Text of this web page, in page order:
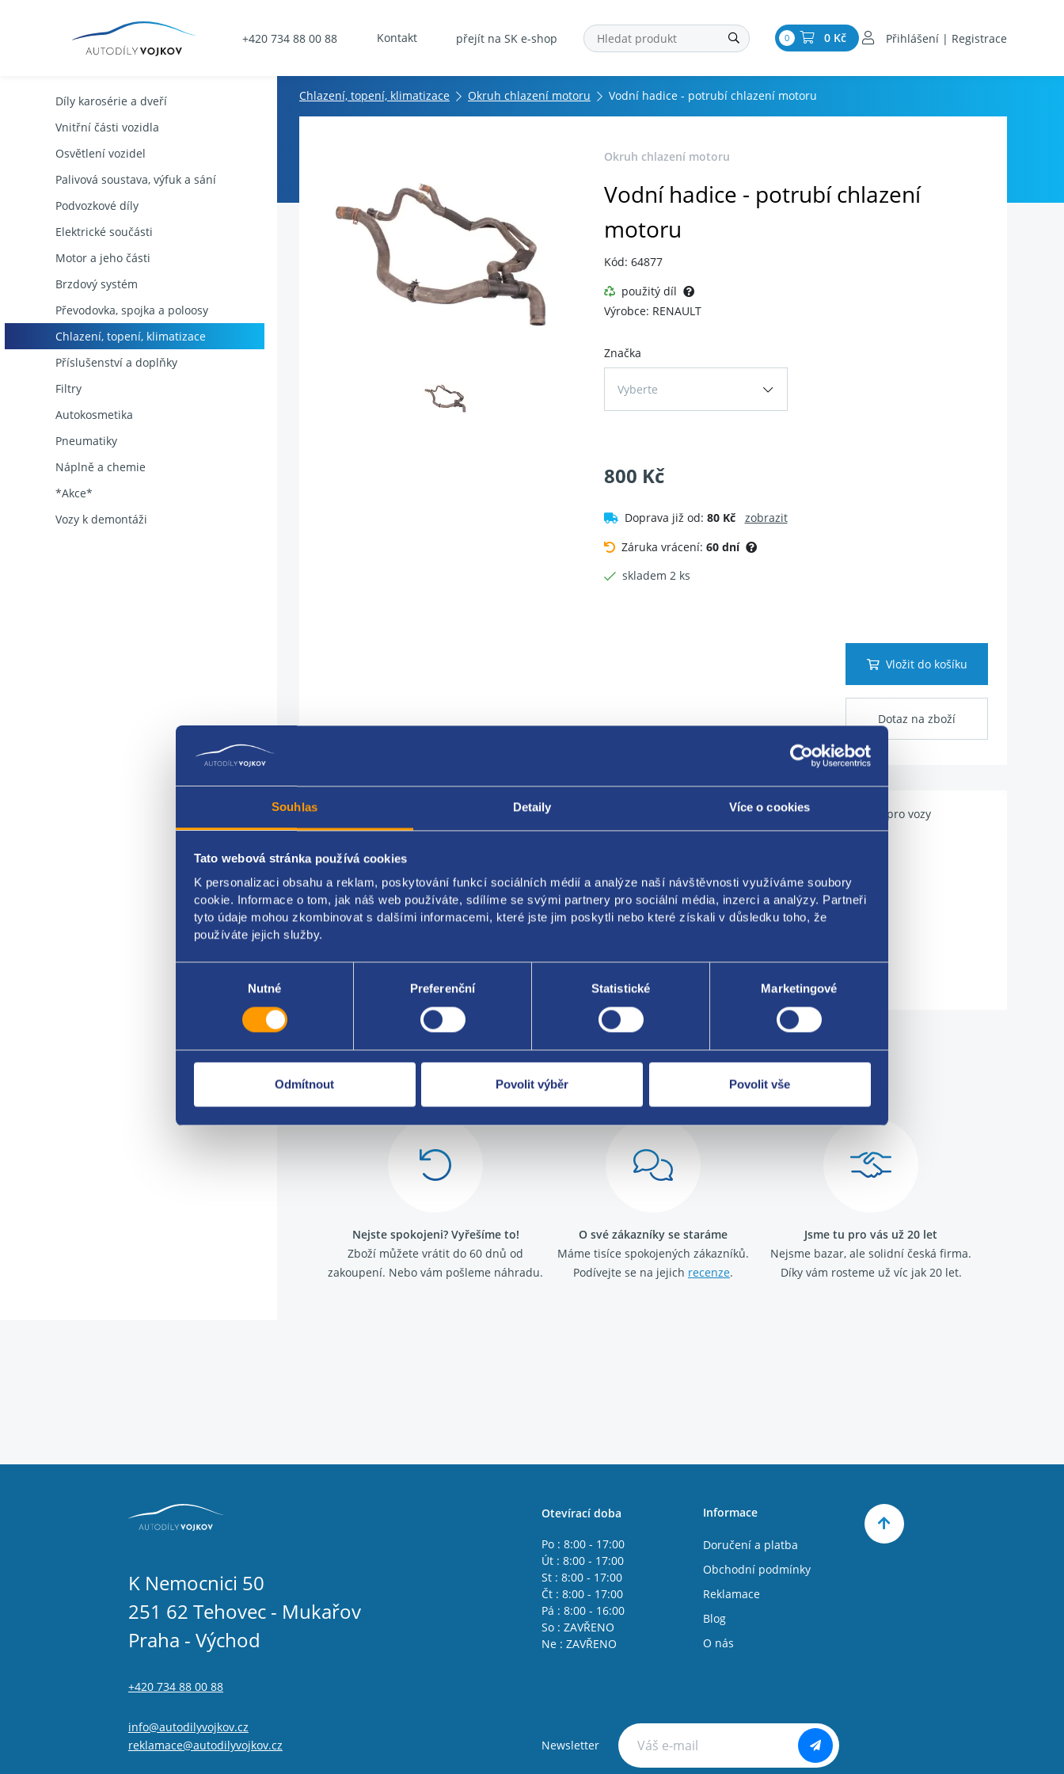
Souhlas Detaily Více o cookies
Tato webová stránka používá cookies
K personalizaci obsahu a reklam, poskytování funkcí sociálních médií a analýze naší návštěvnosti využíváme soubory
cookie. Informace o tom, jak náš web používáte, sdílíme se svými partnery pro sociální média, inzerci a analýzy. Partneři
tyto údaje mohou zkombinovat s dalšími informacemi, které jste jim poskytli nebo které získali v důsledku toho, že
používáte jejich služby.
Nutné Preferenční Statistické Marketingové
Odmítnout Povolit výběr Povolit vše
+420 734 88 00 88 Kontakt přejít na SK e-shop 0 0 Kč Přihlášení | Registrace
Díly karosérie a dveří
Vnitřní části vozidla
Osvětlení vozidel
Palivová soustava, výfuk a sání
Podvozkové díly
Elektrické součásti
Motor a jeho části
Brzdový systém
Převodovka, spojka a poloosy
Chlazení, topení, klimatizace
Příslušenství a doplňky
Filtry
Autokosmetika
Pneumatiky
Náplně a chemie
*Akce*
Vozy k demontáži
Chlazení, topení, klimatizace Okruh chlazení motoru Vodní hadice - potrubí chlazení motoru
Okruh chlazení motoru
Vodní hadice - potrubí chlazení
motoru
Kód: 64877
použitý díl
Výrobce: RENAULT
Značka
Vyberte
800 Kč
Doprava již od: 80 Kč
zobrazit
Záruka vrácení: 60 dní
skladem 2 ks
Vložit do košíku
Dotaz na zboží
Použitelné pro vozy
vodní hadice
potrubí chlazení motoru
Za kvalitu ručíme!
Nejste spokojeni? Vyřešíme to!
Zboží můžete vrátit do 60 dnů od
zakoupení. Nebo vám pošleme náhradu.
O své zákazníky se staráme
Máme tisíce spokojených zákazníků.
Podívejte se na jejich recenze.
Jsme tu pro vás už 20 let
Nejsme bazar, ale solidní česká firma.
Díky vám rosteme už víc jak 20 let.
K Nemocnici 50
251 62 Tehovec - Mukařov
Praha - Východ
+420 734 88 00 88
info@autodilyvojkov.cz
reklamace@autodilyvojkov.cz
Otevírací doba
Po : 8:00 - 17:00
Út : 8:00 - 17:00
St : 8:00 - 17:00
Čt : 8:00 - 17:00
Pá : 8:00 - 16:00
So : ZAVŘENO
Ne : ZAVŘENO
Informace
Doručení a platba
Obchodní podmínky
Reklamace
Blog
O nás
Newsletter